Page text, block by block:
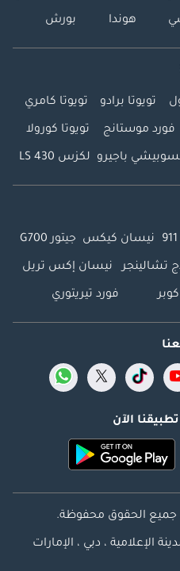
هوندا بورش
تويوتا برادو تويوتا كامري
فورد موستانج تويوتا كورولا
باجيرو لكزس LS 430
نيسان كيكس جيتور G700
تشالينجر نيسان إكس تريل
فورد تيريتوري
الآن